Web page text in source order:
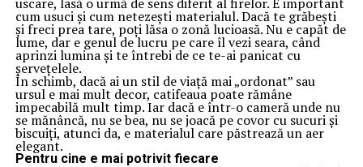
cum usuci și cum netezești materialul. Dacă te grăbești
și freci prea tare, poți lăsa o zonă lucioasă. Nu e capăt de
lume, dar e genul de lucru pe care îl vezi seara, când
aprinzi lumina și te întrebi de ce te-ai panicat cu
șervețelele.
În schimb, dacă ai un stil de viață mai „ordonat” sau
ursul e mai mult decor, catifeaua poate rămâne
impecabilă mult timp. Iar dacă e într-o cameră unde nu
se mănâncă, nu se bea, nu se joacă pe covor cu sucuri și
biscuiți, atunci da, e materialul care păstrează un aer
elegant.
Pentru cine e mai potrivit fiecare